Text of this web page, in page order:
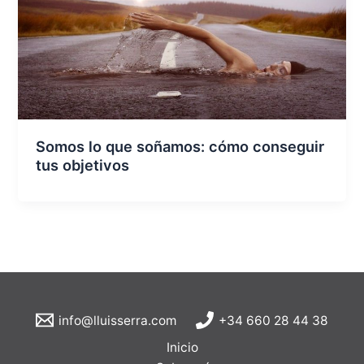
Somos lo que soñamos: cómo conseguir
tus objetivos
info@lluisserra.com
+34 660 28 44 38
Inicio